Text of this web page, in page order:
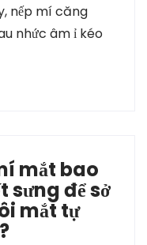
nếp mí căng
nhức âm ỉ kéo
mắt bao
sưng để sở
mắt tự